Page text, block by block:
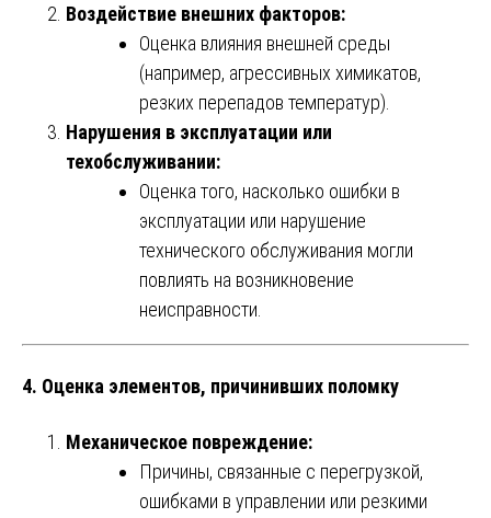
Воздействие внешних факторов:
Оценка влияния внешней среды
(например, агрессивных химикатов,
резких перепадов температур).
Нарушения в эксплуатации или
техобслуживании:
Оценка того, насколько ошибки в
эксплуатации или нарушение
технического обслуживания могли
повлиять на возникновение
неисправности.
4. Оценка элементов, причинивших поломку
Механическое повреждение:
Причины, связанные с перегрузкой,
ошибками в управлении или резкими